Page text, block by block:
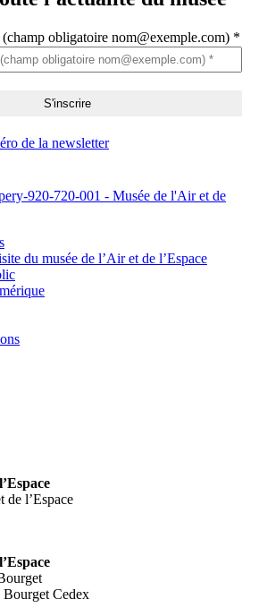
obligatoire nom@exemple.com) *
de la newsletter
du musée de l’Air et de l’Espace
de l’Espace
Cedex